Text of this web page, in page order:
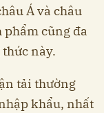
Á và châu
cũng đa
này.
tải thường
khẩu, nhất